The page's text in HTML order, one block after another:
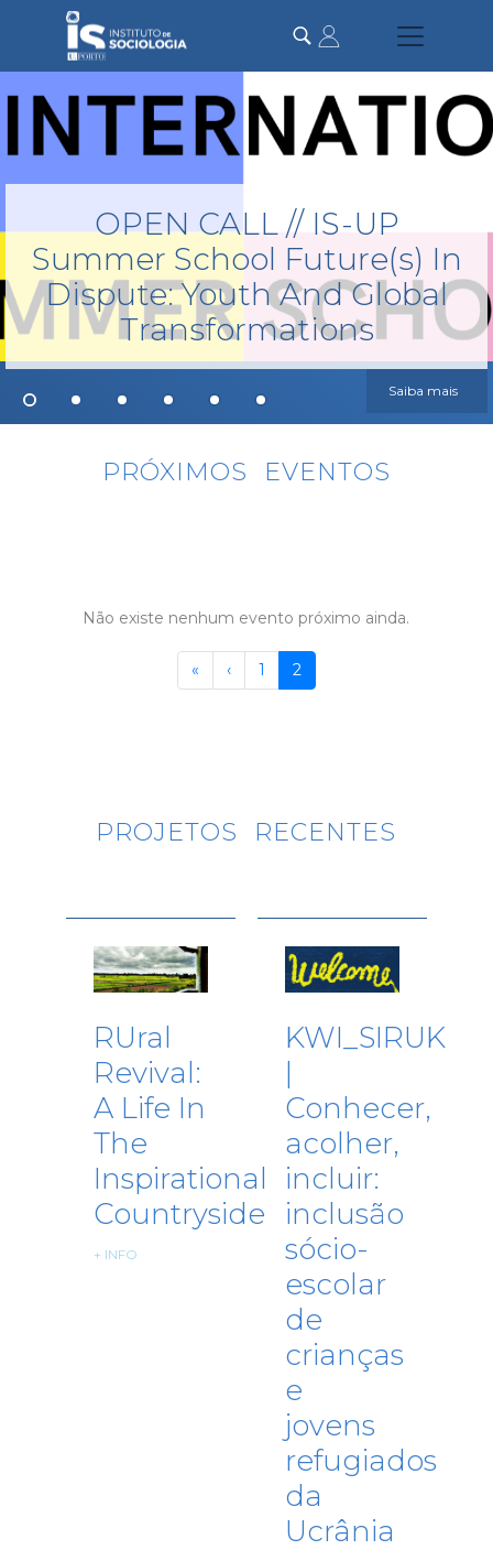
conteúdo
principal
OPEN CALL // IS-UP
Summer School Future(s) In
Dispute: Youth And Global
Transformations
Saiba mais
1 2 3 4 5
6
PRÓXIMOS EVENTOS
Não existe nenhum evento próximo ainda.
Primeira
página
«
Página
anterior
‹ Página
1
Página
atual
2
PROJETOS RECENTES
RUral
Revival:
A Life In
The
Inspirational
Countryside
+ INFO
KWI_SIRUK
|
Conhecer,
acolher,
incluir:
inclusão
sócio-
escolar
de
crianças
e
jovens
refugiados
da
Ucrânia